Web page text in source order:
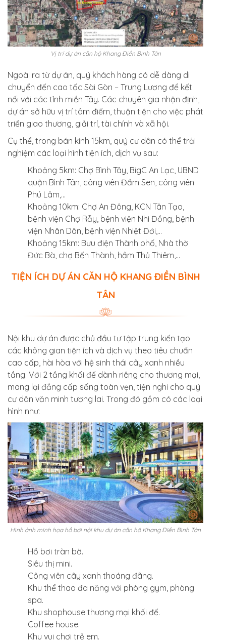
Vị trí dự án căn hộ Khang Điền Bình Tân
Ngoài ra từ dự án, quý khách hàng có dễ dàng di
chuyển đến cao tốc Sài Gòn – Trung Lương để kết
nối với các tỉnh miền Tây. Các chuyên gia nhận định,
dự án sở hữu vị trí tâm điểm, thuận tiện cho việc phát
triển giao thương, giải trí, tài chính và xã hội.
Cụ thể, trong bán kính 15km, quý cư dân có thể trải
nghiệm các loại hình tiện ích, dịch vụ sau:
Khoảng 5km: Chợ Bình Tây, BigC An Lạc, UBND
quận Bình Tân, công viên Đầm Sen, công viên
Phú Lâm,…
Khoảng 10km: Chợ An Đông, KCN Tân Tạo,
bệnh viện Chợ Rẫy, bệnh viện Nhi Đồng, bệnh
viện Nhân Dân, bệnh viện Nhiệt Đới,…
Khoảng 15km: Bưu điện Thành phố, Nhà thờ
Đức Bà, chợ Bến Thành, hầm Thủ Thiêm,…
TIỆN ÍCH DỰ ÁN CĂN HỘ KHANG ĐIỀN BÌNH
TÂN
Nội khu dự án được chủ đầu tư tập trung kiến tạo
các không gian tiện ích và dịch vụ theo tiêu chuẩn
cao cấp, hài hòa với hệ sinh thái cây xanh nhiều
tầng. Với 2 tầng khối đế dành riêng cho thương mại,
mang lại đẳng cấp sống toàn vẹn, tiện nghi cho quý
cư dân văn minh tương lai. Trong đó gồm có các loại
hình như:
Hình ảnh minh họa hồ bơi nội khu dự án căn hộ Khang Điền Bình Tân
Hồ bơi tràn bờ.
Siêu thị mini.
Công viên cây xanh thoáng đãng.
Khu thể thao đa năng với phòng gym, phòng
spa.
Khu shophouse thương mại khối đế.
Coffee house.
Khu vui chơi trẻ em.